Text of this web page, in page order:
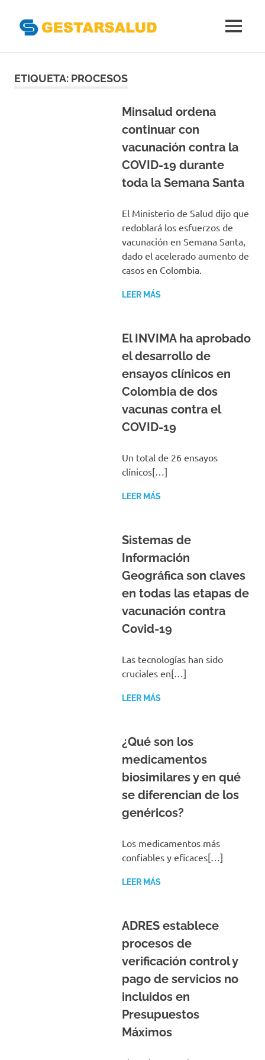
Gestoras
MENÚ
ETIQUETA: PROCESOS
Minsalud ordena
continuar con
vacunación contra la
COVID-19 durante
toda la Semana Santa
El Ministerio de Salud dijo que
redoblará los esfuerzos de
vacunación en Semana Santa,
dado el acelerado aumento de
casos en Colombia.
LEER MÁS
El INVIMA ha aprobado
el desarrollo de
ensayos clínicos en
Colombia de dos
vacunas contra el
COVID-19
Un total de 26 ensayos
clínicos[…]
LEER MÁS
Sistemas de
Información
Geográfica son claves
en todas las etapas de
vacunación contra
Covid-19
Las tecnologías han sido
cruciales en[…]
LEER MÁS
¿Qué son los
medicamentos
biosimilares y en qué
se diferencian de los
genéricos?
Los medicamentos más
confiables y eficaces[…]
LEER MÁS
ADRES establece
procesos de
verificación control y
pago de servicios no
incluidos en
Presupuestos
Máximos